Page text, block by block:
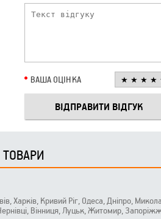
ВАША ОЦІНКА
Харків, Кривий Ріг, Одеса, Дніпро,
Вінниця, Луцьк, Житомир,